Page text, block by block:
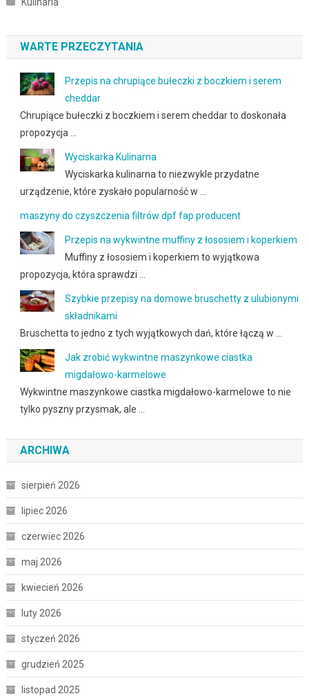
WARTE PRZECZYTANIA
Przepis na chrupiące bułeczki z boczkiem i serem
cheddar
Chrupiące bułeczki z boczkiem i serem cheddar to doskonała
propozycja …
Wyciskarka Kulinarna
Wyciskarka kulinarna to niezwykle przydatne
urządzenie, które zyskało popularność w …
maszyny do czyszczenia filtrów dpf fap producent
Przepis na wykwintne muffiny z łososiem i koperkiem
Muffiny z łososiem i koperkiem to wyjątkowa
propozycja, która sprawdzi …
Szybkie przepisy na domowe bruschetty z ulubionymi
składnikami
Bruschetta to jedno z tych wyjątkowych dań, które łączą w …
Jak zrobić wykwintne maszynkowe ciastka
migdałowo-karmelowe
Wykwintne maszynkowe ciastka migdałowo-karmelowe to nie
tylko pyszny przysmak, ale …
ARCHIWA
sierpień 2026
lipiec 2026
czerwiec 2026
maj 2026
kwiecień 2026
luty 2026
styczeń 2026
grudzień 2025
listopad 2025